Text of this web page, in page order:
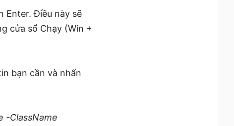
Enter. Điều này sẽ
cửa sổ Chạy (Win +
bạn cần và nhấn
-ClassName